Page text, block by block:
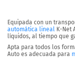
Equipada con un
automática lineal K-Net
líquidos, al tiempo que
Apta para todos los
Auto es adecuada para